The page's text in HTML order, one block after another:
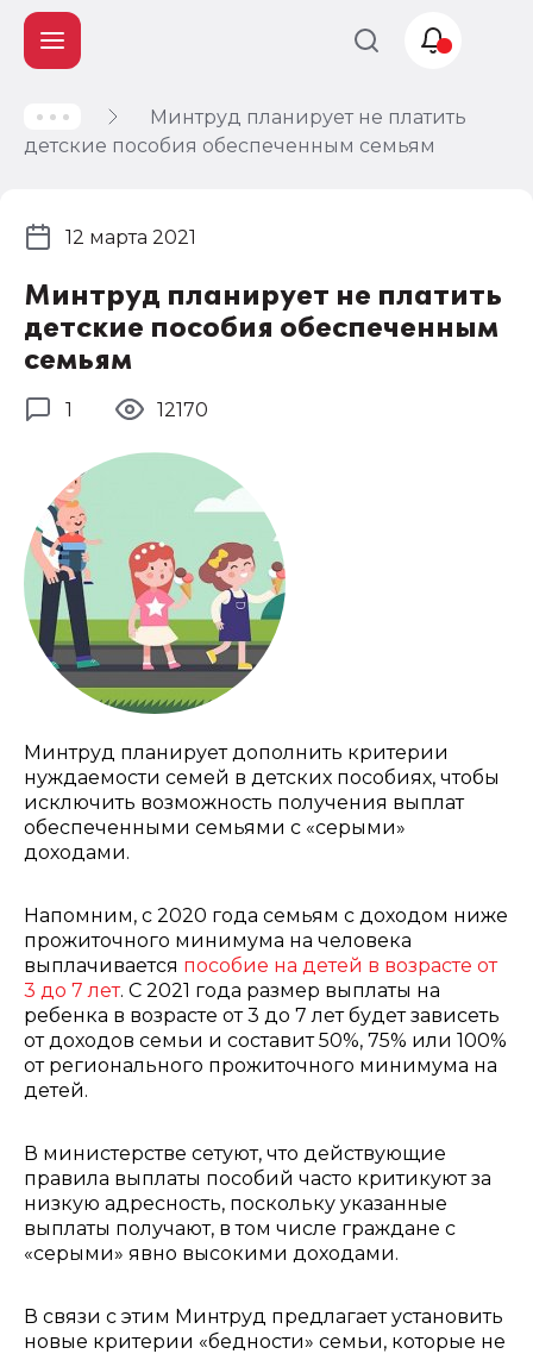
Минтруд планирует не платить
детские пособия обеспеченным семьям
Минтруд планирует не платить
детские пособия обеспеченным
семьям
12 марта 2021
1 12170
Минтруд планирует дополнить критерии
нуждаемости семей в детских пособиях, чтобы
исключить возможность получения выплат
обеспеченными семьями с «серыми»
доходами.
Напомним, с 2020 года семьям с доходом ниже
прожиточного минимума на человека
выплачивается пособие на детей в возрасте от
3 до 7 лет. С 2021 года размер выплаты на
ребенка в возрасте от 3 до 7 лет будет зависеть
от доходов семьи и составит 50%, 75% или 100%
от регионального прожиточного минимума на
детей.
В министерстве сетуют, что действующие
правила выплаты пособий часто критикуют за
низкую адресность, поскольку указанные
выплаты получают, в том числе граждане с
«серыми» явно высокими доходами.
В связи с этим Минтруд предлагает установить
новые критерии «бедности» семьи, которые не
Учет и
налогообложение